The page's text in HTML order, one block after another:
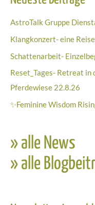
Leben“
AstroTalk Gruppe
Klangkonzert- eine
Schattenarbeit-
Reset_Tages- Retreat
Pferdewiese 22.8.26
✨Feminine Wisdom
» alle News
» alle